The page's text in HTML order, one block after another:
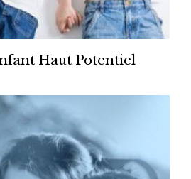
Haut Potentiel